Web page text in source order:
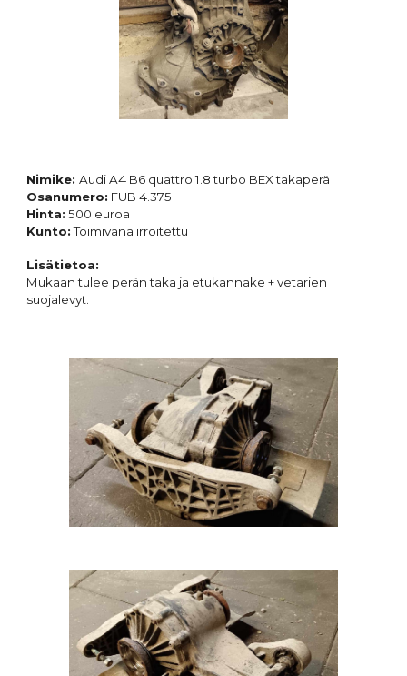
Nimike:AudiA4 B6 quattro 1.8 turbo BEX takaperä
Osanumero: FUB 4.375
Hinta: 500 euroa
Kunto:Toimivana irroitettu
Lisätietoa:
Mukaan tulee perän taka ja etukannake + vetarien
suojalevyt.